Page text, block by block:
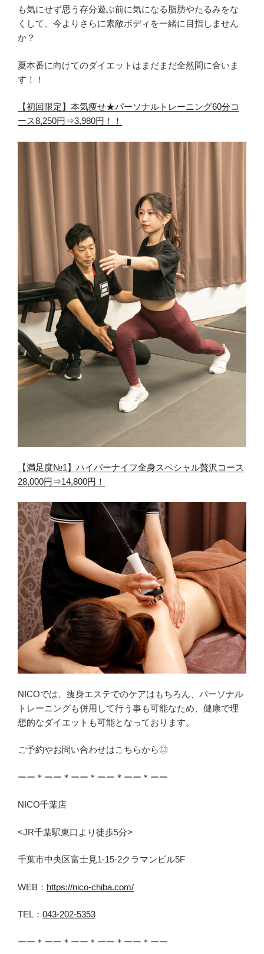
も気にせず思う存分遊ぶ前に気になる脂肪やたるみをな
くして、今よりさらに素敵ボディを一緒に目指しません
か？
夏本番に向けてのダイエットはまだまだ全然間に合いま
す！！
【初回限定】本気痩せ★パーソナルトレーニング60分コ
ース8,250円⇒3,980円！！
【満足度№1】ハイパーナイフ全身スペシャル贅沢コース
28,000円⇒14,800円！
NICOでは、痩身エステでのケアはもちろん、パーソナル
トレーニングも併用して行う事も可能なため、健康で理
想的なダイエットも可能となっております。
ご予約やお問い合わせはこちらから◎
ーー＊ーー＊ーー＊ーー＊ーー＊ーー
NICO千葉店
<JR千葉駅東口より徒歩5分>
千葉市中央区富士見1-15-2クラマンビル5F
WEB： https://nico-chiba.com/
TEL： 043-202-5353
ーー＊ーー＊ーー＊ーー＊ーー＊ーー